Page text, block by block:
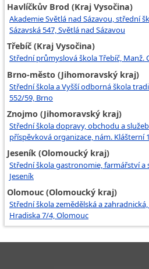
Havlíčkův Brod (Kraj Vysočina)
Akademie Světlá nad Sázavou, střední
Sázavská 547, Světlá nad Sázavou
Třebíč (Kraj Vysočina)
Střední průmyslová škola Třebíč, Manž.
Brno-město (Jihomoravský kraj)
Střední škola a Vyšší odborná škola
552/59, Brno
Znojmo (Jihomoravský kraj)
Střední škola dopravy, obchodu a
příspěvková organizace, nám. Klášterní
Jeseník (Olomoucký kraj)
Střední škola gastronomie, farmářství a
Jeseník
Olomouc (Olomoucký kraj)
Střední škola zemědělská a
Hradiska 7/4, Olomouc